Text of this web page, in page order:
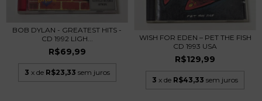
BOB DYLAN - GREATEST HITS -
CD 1992 LIGH...
R$69,99
3 x de R$23,33 sem juros
WISH FOR EDEN – PET THE FISH
CD 1993 USA
R$129,99
3 x de R$43,33 sem juros